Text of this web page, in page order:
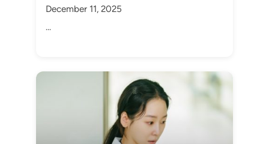
December 11, 2025
...